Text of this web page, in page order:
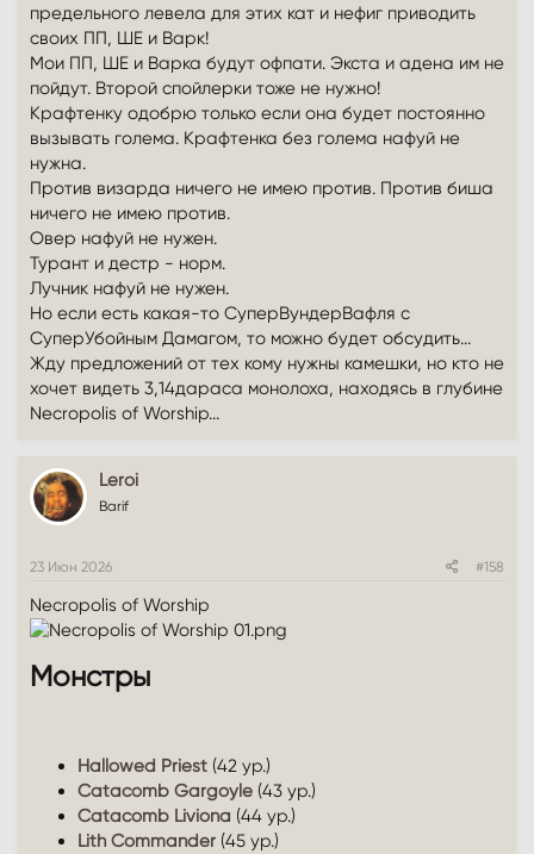
предельного левела для этих кат и нефиг приводить
своих ПП, ШЕ и Варк!
Мои ПП, ШЕ и Варка будут офпати. Экста и адена им не
пойдут. Второй спойлерки тоже не нужно!
Крафтенку одобрю только если она будет постоянно
вызывать голема. Крафтенка без голема нафуй не
нужна.
Против визарда ничего не имею против. Против биша
ничего не имею против.
Овер нафуй не нужен.
Турант и дестр - норм.
Лучник нафуй не нужен.
Но если есть какая-то СуперВундерВафля с
СуперУбойным Дамагом, то можно будет обсудить...
Жду предложений от тех кому нужны камешки, но кто не
хочет видеть 3,14дараса монолоха, находясь в глубине
Necropolis of Worship...
Leroi
Barif
23 Июн 2026 #158
Necropolis of Worship
Монстры​
Hallowed Priest (42 ур.)
Catacomb Gargoyle (43 ур.)
Catacomb Liviona (44 ур.)
Lith Commander (45 ур.)